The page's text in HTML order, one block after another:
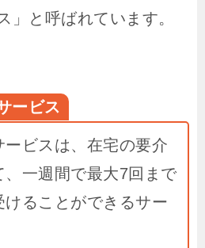
」と呼ばれています。
ービス
ビスは、在宅の要介
一週間で最大7回まで
ることができるサー